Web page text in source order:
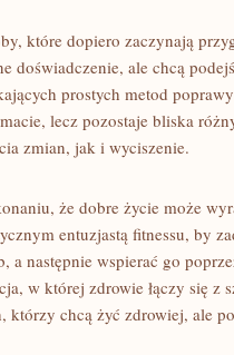
które dopiero zaczynają
doświadczenie, ale chcą
prostych metod
lecz pozostaje bliska
zmian, jak i wyciszenie.
że dobre życie może
entuzjastą fitnessu, by
a następnie wspierać go
w której zdrowie łączy się z
chcą żyć zdrowiej, ale